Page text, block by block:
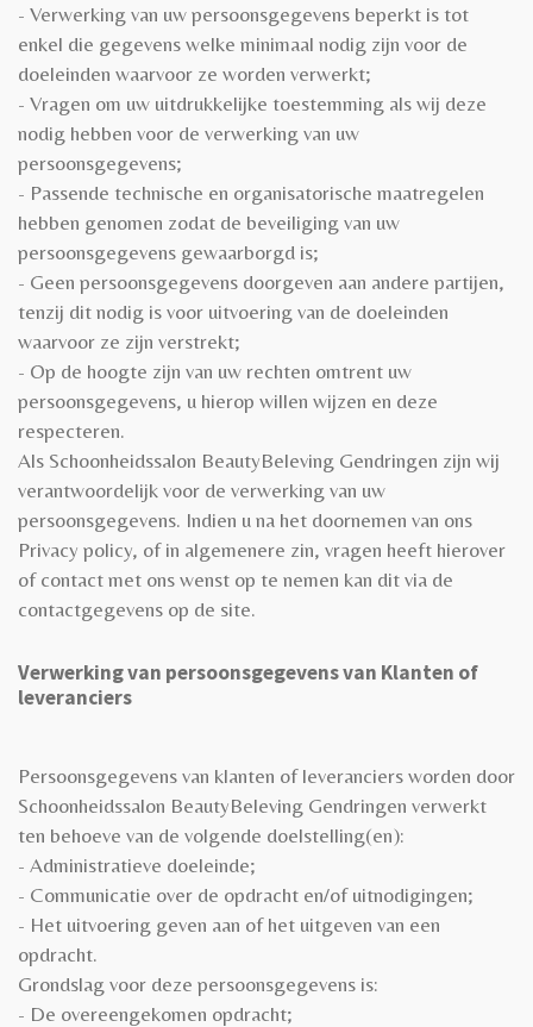
- Verwerking van uw persoonsgegevens beperkt is tot
enkel die gegevens welke minimaal nodig zijn voor de
doeleinden waarvoor ze worden verwerkt;
- Vragen om uw uitdrukkelijke toestemming als wij deze
nodig hebben voor de verwerking van uw
persoonsgegevens;
- Passende technische en organisatorische maatregelen
hebben genomen zodat de beveiliging van uw
persoonsgegevens gewaarborgd is;
- Geen persoonsgegevens doorgeven aan andere partijen,
tenzij dit nodig is voor uitvoering van de doeleinden
waarvoor ze zijn verstrekt;
- Op de hoogte zijn van uw rechten omtrent uw
persoonsgegevens, u hierop willen wijzen en deze
respecteren.
Als Schoonheidssalon BeautyBeleving Gendringen zijn wij
verantwoordelijk voor de verwerking van uw
persoonsgegevens. Indien u na het doornemen van ons
Privacy policy, of in algemenere zin, vragen heeft hierover
of contact met ons wenst op te nemen kan dit via de
contactgegevens op de site.
Verwerking van persoonsgegevens van Klanten of
leveranciers
Persoonsgegevens van klanten of leveranciers worden door
Schoonheidssalon BeautyBeleving Gendringen verwerkt
ten behoeve van de volgende doelstelling(en):
- Administratieve doeleinde;
- Communicatie over de opdracht en/of uitnodigingen;
- Het uitvoering geven aan of het uitgeven van een
opdracht.
Grondslag voor deze persoonsgegevens is:
- De overeengekomen opdracht;